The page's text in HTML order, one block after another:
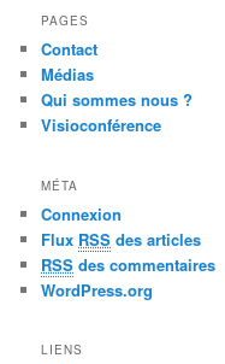
PAGES
Contact
Médias
Qui sommes nous ?
Visioconférence
MÉTA
Connexion
Flux RSS des articles
RSS des commentaires
WordPress.org
LIENS